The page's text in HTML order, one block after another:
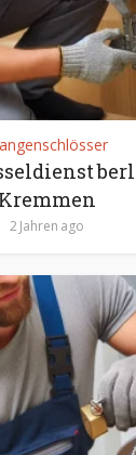
Kremmen
2 Jahren ago